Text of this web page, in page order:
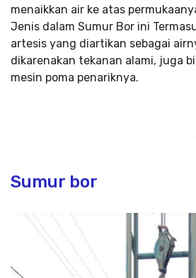
menaikkan air ke atas
Jenis dalam Sumur Bor ini
artesis yang diartikan sebagai
dikarenakan tekanan alami, juga
mesin poma penariknya.
Sumur bor